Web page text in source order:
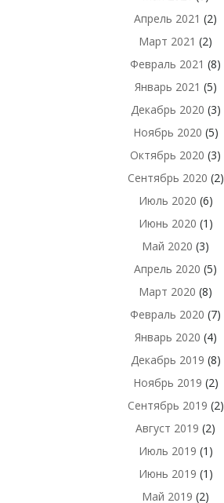
Апрель 2021 (2)
Март 2021 (2)
Февраль 2021 (8)
Январь 2021 (5)
Декабрь 2020 (3)
Ноябрь 2020 (5)
Октябрь 2020 (3)
Сентябрь 2020 (2)
Июль 2020 (6)
Июнь 2020 (1)
Май 2020 (3)
Апрель 2020 (5)
Март 2020 (8)
Февраль 2020 (7)
Январь 2020 (4)
Декабрь 2019 (8)
Ноябрь 2019 (2)
Сентябрь 2019 (2)
Август 2019 (2)
Июль 2019 (1)
Июнь 2019 (1)
Май 2019 (2)